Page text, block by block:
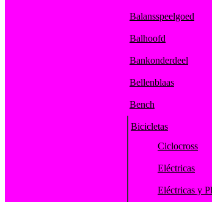
Balansspeelgoed
Balhoofd
Bankonderdeel
Bellenblaas
Bench
Bicicletas
Ciclocross
Eléctricas
Eléctricas y